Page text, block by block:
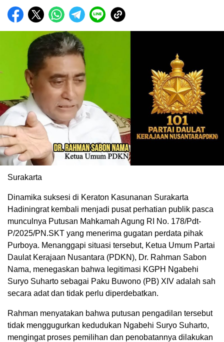
Surakarta
Dinamika suksesi di Keraton Kasunanan Surakarta
Hadiningrat kembali menjadi pusat perhatian publik pasca
munculnya Putusan Mahkamah Agung RI No. 178/Pdt-
P/2025/PN.SKT yang menerima gugatan perdata pihak
Purboya. Menanggapi situasi tersebut, Ketua Umum Partai
Daulat Kerajaan Nusantara (PDKN), Dr. Rahman Sabon
Nama, menegaskan bahwa legitimasi KGPH Ngabehi
Suryo Suharto sebagai Paku Buwono (PB) XIV adalah sah
secara adat dan tidak perlu diperdebatkan.
Rahman menyatakan bahwa putusan pengadilan tersebut
tidak menggugurkan kedudukan Ngabehi Suryo Suharto,
mengingat proses pemilihan dan penobatannya dilakukan